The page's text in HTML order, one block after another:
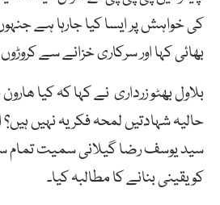
کی خواہش پر ایسا کیا جارہا ہے
بھائی کہا اور سرکاری خزانے سے
بلاول بھٹو زرداری نے کہا کہ کیا
حالیہ شہادتیں لمحہ فکریہ نہیں
سید یوسف رضا گیلانی سمیت تمام
کو یقینی بنانے کا مطالبہ کیا۔